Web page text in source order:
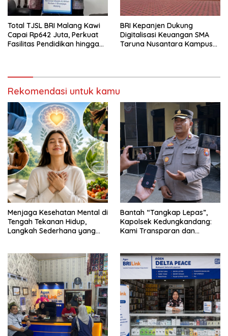
Total TJSL BRI Malang Kawi
Capai Rp642 Juta, Perkuat
Fasilitas Pendidikan hingga
BRI Kepanjen Dukung
Digitalisasi Keuangan SMA
Taruna Nusantara Kampus
Rekomendasi untuk kamu
Menjaga Kesehatan Mental di
Tengah Tekanan Hidup,
Langkah Sederhana yang
Bantah “Tangkap Lepas”,
Kapolsek Kedungkandang:
Kami Transparan dan